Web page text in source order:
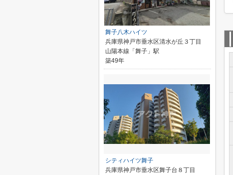
舞子八木ハイツ
兵庫県神戸市垂水区清水が丘３丁目
山陽本線「舞子」駅
築49年
シティハイツ舞子
兵庫県神戸市垂水区舞子台８丁目